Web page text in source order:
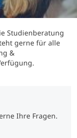
Studienberatung
gerne für alle
&
Ihre Fragen.